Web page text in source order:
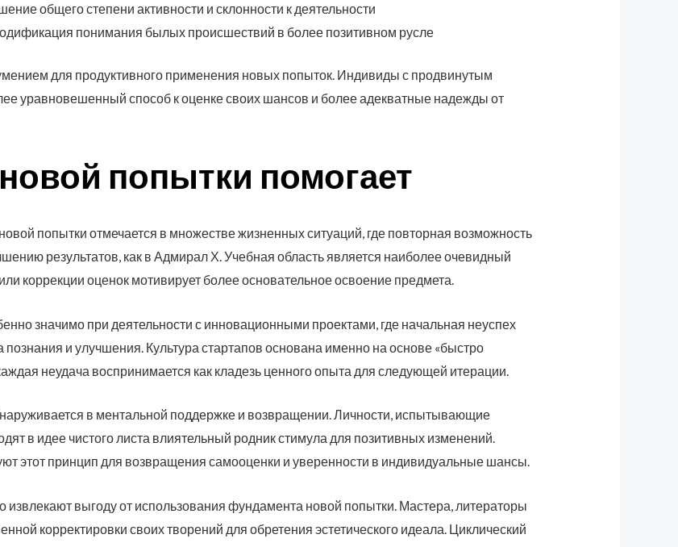
общего степени активности и склонности к деятельности
понимания былых происшествий в более позитивном русле
для продуктивного применения новых попыток. Индивиды с продвинутым
уравновешенный способ к оценке своих шансов и более адекватные надежды от
попытки помогает
попытки отмечается в множестве жизненных ситуаций, где повторная возможность
результатов, как в Адмирал Х. Учебная область является наиболее очевидный
коррекции оценок мотивирует более основательное освоение предмета.
значимо при деятельности с инновационными проектами, где начальная неуспех
и улучшения. Культура стартапов основана именно на основе «быстро
неудача воспринимается как кладезь ценного опыта для следующей итерации.
в ментальной поддержке и возвращении. Личности, испытывающие
в идее чистого листа влиятельный родник стимула для позитивных изменений.
этот принцип для возвращения самооценки и уверенности в индивидуальные шансы.
извлекают выгоду от использования фундамента новой попытки. Мастера, литераторы
корректировки своих творений для обретения эстетического идеала. Циклический